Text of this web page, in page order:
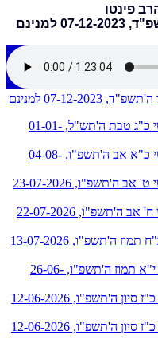
פינטו
למנינם
2023 למנינם
לחץ להאזנה לשעור מיום חמישי כ"ג טבת ה'תש"ל, 01-01-
לחץ להאזנה לשעור מיום שלישי כ"א אב ה'תשפ"ו, 04-08-
לחץ להאזנה לשעור מיום חמישי ט' אב ה'תשפ"ו, 23-07-2026
לחץ להאזנה לשעור מיום רביעי ח' אב ה'תשפ"ו, 22-07-2026
לחץ להאזנה לשעור מיום שני כ"ח תמוז ה'תשפ"ו, 13-07-2026
לחץ להאזנה לשעור מיום שישי י"א תמוז ה'תשפ"ו, 26-06-
לחץ להאזנה לשעור מיום שישי כ"ז סיון ה'תשפ"ו, 12-06-2026
לחץ להאזנה לשעור מיום שישי כ"ז סיון ה'תשפ"ו, 12-06-2026